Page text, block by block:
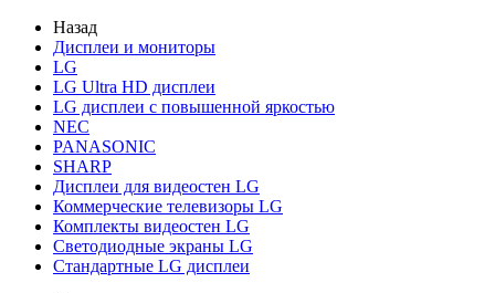
Назад
Дисплеи и мониторы
LG
LG Ultra HD дисплеи
LG дисплеи с повышенной яркостью
NEC
PANASONIC
SHARP
Дисплеи для видеостен LG
Коммерческие телевизоры LG
Комплекты видеостен LG
Светодиодные экраны LG
Стандартные LG дисплеи